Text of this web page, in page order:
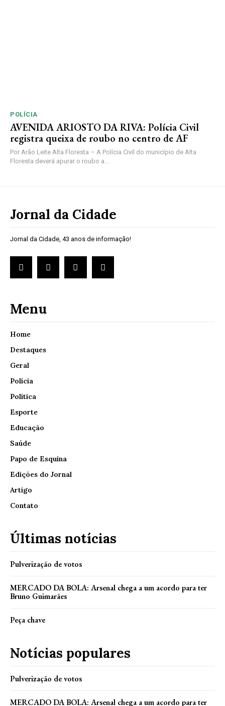
POLÍCIA
AVENIDA ARIOSTO DA RIVA: Polícia Civil
registra queixa de roubo no centro de AF
Por Arão Leite Alta Floresta – A Polícia Civil do município de Alta
Floresta deverá apurar o roubo a...
Jornal da Cidade
Jornal da Cidade, 43 anos de informação!
Menu
Home
Destaques
Geral
Polícia
Política
Esporte
Educação
Saúde
Papo de Esquina
Edições do Jornal
Artigo
Contato
Últimas notícias
Pulverização de votos
MERCADO DA BOLA: Arsenal chega a um acordo para ter
Bruno Guimarães
Peça chave
Notícias populares
Pulverização de votos
MERCADO DA BOLA: Arsenal chega a um acordo para ter